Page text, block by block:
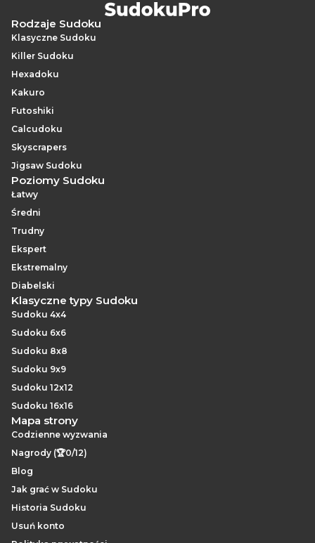
Rodzaje Sudoku
Klasyczne Sudoku
Killer Sudoku
Hexadoku
Kakuro
Futoshiki
Calcudoku
Skyscrapers
Jigsaw Sudoku
Poziomy Sudoku
Łatwy
Średni
Trudny
Ekspert
Ekstremalny
Diabelski
Klasyczne typy Sudoku
Sudoku 4x4
Sudoku 6x6
Sudoku 8x8
Sudoku 9x9
Sudoku 12x12
Sudoku 16x16
Mapa strony
Codzienne wyzwania
Nagrody (🏆0/12)
Blog
Jak grać w Sudoku
Historia Sudoku
Usuń konto